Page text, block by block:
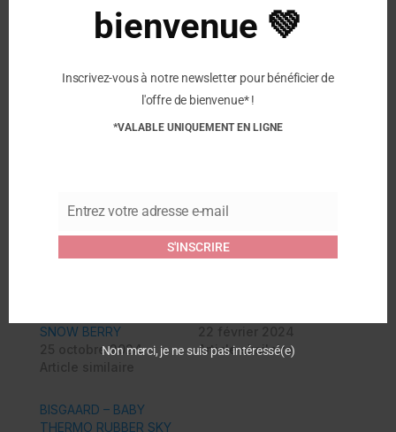
SEMELLE D’USURE: Natural rubber
SEMELLE DE PROPRETÉ: Cotton
IMPERMÉABLE: Yes
CATÉGORIE: Rubber boot
COUPE: Normal
MATÉRIAU SUPÉRIEUR: Natural rubber (37%)
Similaire
SNOW BERRY
25 octobre 2024
Article similaire
BISGAARD – BABY
THERMO RUBBER SKY
bienvenue 💚
Inscrivez-vous à notre newsletter pour bénéficier de
l'offre de bienvenue* !
*VALABLE UNIQUEMENT EN LIGNE
Email
Entrez votre adresse e-mail
S'INSCRIRE
Non merci, je ne suis pas intéressé(e)